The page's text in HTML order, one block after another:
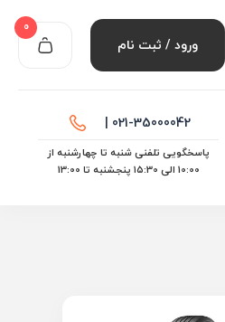
ورود / ثبت نام
0
021-35000042 |
پاسخگویی تلفنی شنبه تا چهارشنبه از
10:00 الی ۱۵:30 پنجشنبه تا 13:00